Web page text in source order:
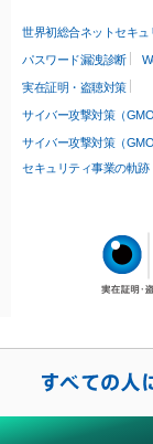
世界初総合ネットセキュ
パスワード漏洩診断
実在証明・盗聴対策
サイバー攻撃対策（
サイバー攻撃対策（GMO
セキュリティ事業の軌跡